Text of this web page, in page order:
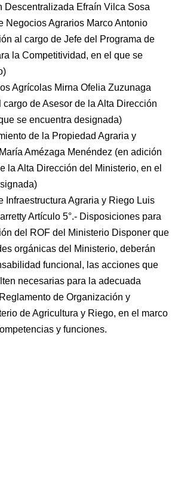
Descentralizada Efraín Vilca Sosa
Negocios Agrarios Marco Antonio
al cargo de Jefe del Programa de
la Competitividad, en el que se
Agrícolas Mirna Ofelia Zuzunaga
de Asesor de la Alta Dirección
se encuentra designada)
de la Propiedad Agraria y
Amézaga Menéndez (en adición
la Alta Dirección del Ministerio, en el
Infraestructura Agraria y Riego Luis
Artículo 5°.- Disposiciones para
del ROF del Ministerio Disponer que
orgánicas del Ministerio, deberán
funcional, las acciones que
necesarias para la adecuada
de Organización y
de Agricultura y Riego, en el marco
y funciones.